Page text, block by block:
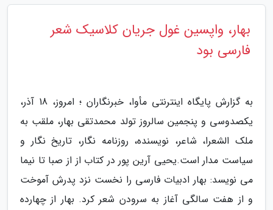
بهار، واپسین غول جریان کلاسیک شعر
فارسی بود
به گزارش پایگاه اینترنتی مأوا، خبرنگاران ؛ امروز، 18 آذر،
یکصدوسی و پنجمین سالروز تولد محمدتقی بهار، ملقب به
ملک الشعرا، شاعر، نویسنده، روزنامه نگار، تاریخ نگار و
سیاست مدار است.یحیی آرین پور در کتاب از از صبا تا نیما
می نویسد: بهار ادبیات فارسی را نخست نزد پدرش آموخت
و از هفت سالگی آغاز به سرودن شعر کرد. بهار از چهارده